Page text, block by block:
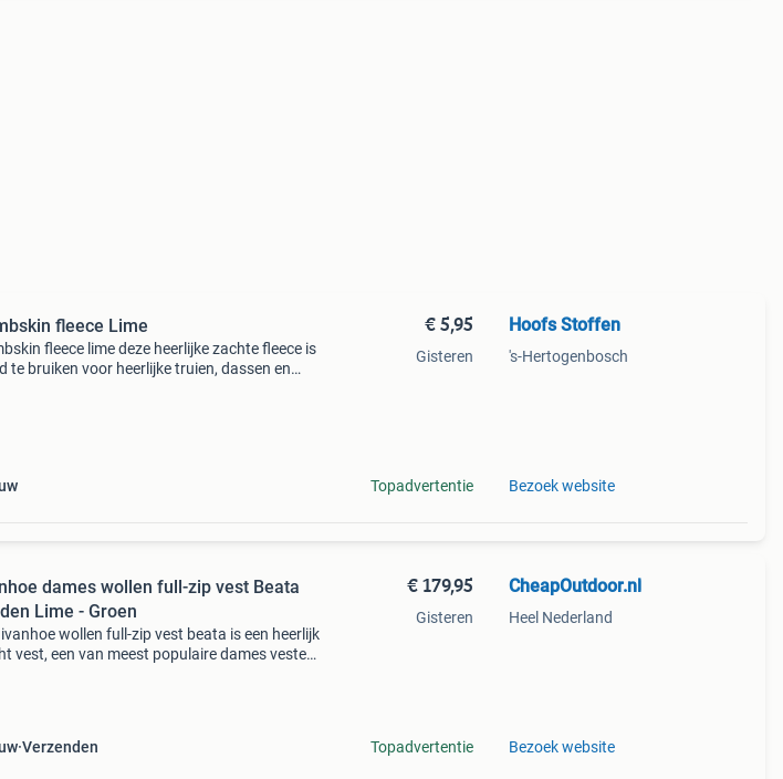
fleece Lime
fleece lime deze heerlijke zachte fleece is
te bruiken voor heerlijke truien, dassen en
€ 5,95
Gisteren
Topadvertentie
Hoofs Stoffen
's-Hertogenbosch
Bezoek website
dames wollen full-zip vest Beata
Lime - Groen
wollen full-zip vest beata is een heerlijk
vest, een van meest populaire dames vesten.
Verzenden
€ 179,95
Gisteren
Topadvertentie
CheapOutdoor.nl
Heel Nederland
Bezoek website